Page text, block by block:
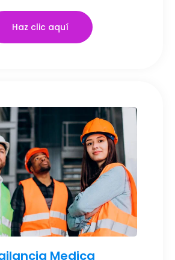
Haz clic aquí
Medica